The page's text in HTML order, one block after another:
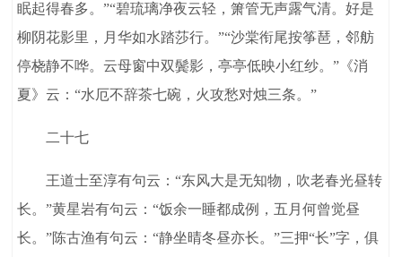
眠起得春多。”“碧琉璃净夜云轻，箫管无声露气清。好是
柳阴花影里，月华如水踏莎行。”“沙棠衔尾按筝琶，邻舫
停桡静不哗。云母窗中双鬓影，亭亭低映小红纱。”《消
夏》云：“水厄不辞茶七碗，火攻愁对烛三条。”
二十七
王道士至淳有句云：“东风大是无知物，吹老春光昼转
长。”黄星岩有句云：“饭余一睡都成例，五月何曾觉昼
长。”陈古渔有句云：“静坐晴冬昼亦长。”三押“长”字，俱